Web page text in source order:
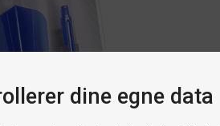
dine egne data